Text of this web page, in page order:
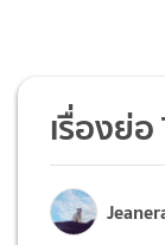
เรื่องย่